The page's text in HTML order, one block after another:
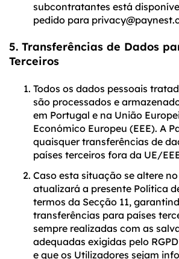
subcontratantes está
pedido para
5. Transferências de Dados
Terceiros
Todos os dados pessoais
são processados e
em Portugal e na União
Económico Europeu (EEE). A
quaisquer transferências de
países terceiros fora da UE/
Caso esta situação se altere
atualizará a presente Política
termos da Secção 11,
transferências para países
sempre realizadas com as
adequadas exigidas pelo RGPD
e que os Utilizadores sejam